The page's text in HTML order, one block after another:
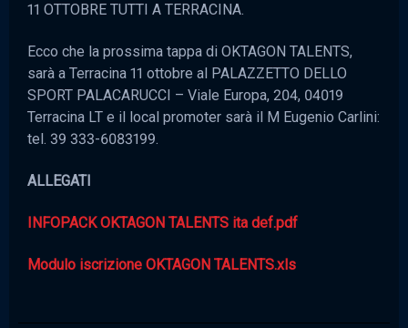
11 OTTOBRE TUTTI A TERRACINA.
Ecco che la prossima tappa di OKTAGON TALENTS,
sarà a Terracina 11 ottobre al PALAZZETTO DELLO
SPORT PALACARUCCI – Viale Europa, 204, 04019
Terracina LT e il local promoter sarà il M Eugenio Carlini:
tel. 39 333-6083199.
ALLEGATI
INFOPACK OKTAGON TALENTS ita def.pdf
Modulo iscrizione OKTAGON TALENTS.xls